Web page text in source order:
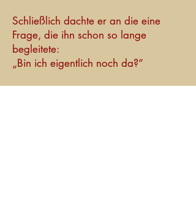
Schließlich dachte er an die eine
Frage, die ihn schon so lange
begleitete:
„Bin ich eigentlich noch da?“